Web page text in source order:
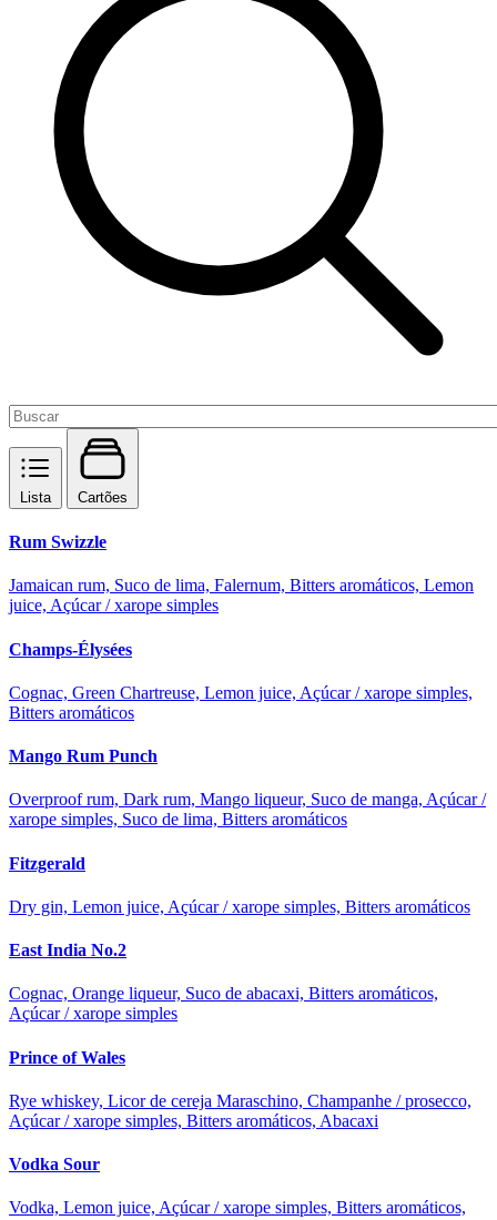
Lista Cartões
Rum Swizzle
Jamaican rum, Suco de lima, Falernum, Bitters aromáticos, Lemon
juice, Açúcar / xarope simples
Champs-Élysées
Cognac, Green Chartreuse, Lemon juice, Açúcar / xarope simples,
Bitters aromáticos
Mango Rum Punch
Overproof rum, Dark rum, Mango liqueur, Suco de manga, Açúcar /
xarope simples, Suco de lima, Bitters aromáticos
Fitzgerald
Dry gin, Lemon juice, Açúcar / xarope simples, Bitters aromáticos
East India No.2
Cognac, Orange liqueur, Suco de abacaxi, Bitters aromáticos,
Açúcar / xarope simples
Prince of Wales
Rye whiskey, Licor de cereja Maraschino, Champanhe / prosecco,
Açúcar / xarope simples, Bitters aromáticos, Abacaxi
Vodka Sour
Vodka, Lemon juice, Açúcar / xarope simples, Bitters aromáticos,